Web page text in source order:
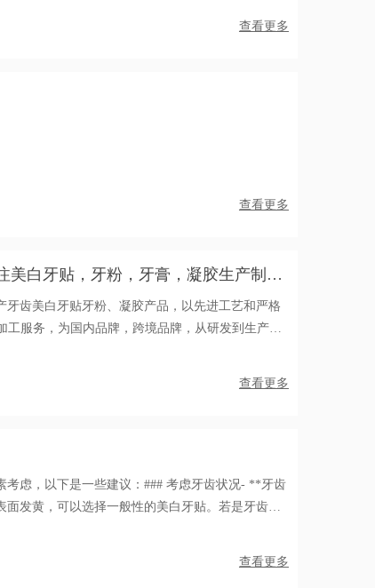
查看更多
查看更多
美白牙贴，牙粉，牙膏，凝胶生产制造
牙齿美白牙贴牙粉、凝胶产品，以先进工艺和严格
服务，为国内品牌，跨境品牌，从研发到生产的
查看更多
虑，以下是一些建议：### 考虑牙齿状况- **牙齿
发黄，可以选择一般性的美白牙贴。若是牙齿颜
查看更多